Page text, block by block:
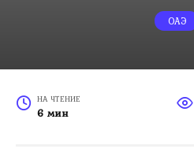
ОАЭ
НА ЧТЕНИЕ
6 мин